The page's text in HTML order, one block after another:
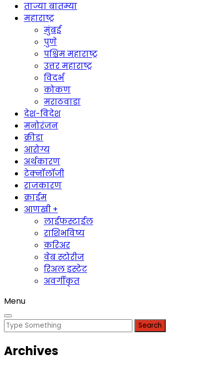
ताज्या बातम्या
महाराष्ट्र
मुंबई
पुणे
पश्चिम महाराष्ट्र
उत्तर महाराष्ट्र
विदर्भ
कोकण
मराठवाडा
देश-विदेश
मनोरंजन
क्रीडा
आरोग्य
अर्थकारण
टेक्नॉलॉजी
राजकारण
क्राईम
आणखी +
लाईफस्टाईल
राशिभविष्य
करिअर
वेब स्टोरीज
रिअल इस्टेट
अवर्गीकृत
Menu
Search
Archives